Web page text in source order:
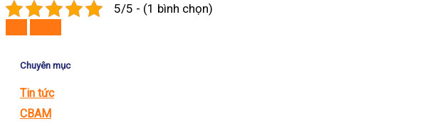
5/5 - (1 bình chọn)
Chuyên mục
Tin tức
CBAM